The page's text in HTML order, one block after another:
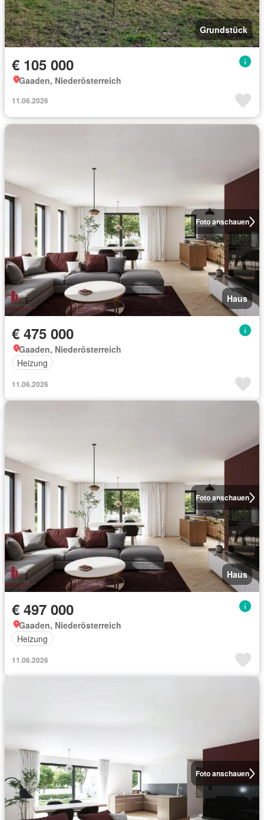
Grundstück
€ 105 000
Gaaden, Niederösterreich
11.06.2026
Foto anschauen
Haus
€ 475 000
Gaaden, Niederösterreich
Heizung
11.06.2026
Foto anschauen
Haus
€ 497 000
Gaaden, Niederösterreich
Heizung
11.06.2026
Foto anschauen